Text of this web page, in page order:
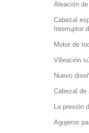
Aleación
Cabezal
Interruptor
Motor de
Vibración
Nuevo
Cabezal de
La presión
Agujeros